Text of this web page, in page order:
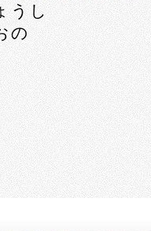
うし
の